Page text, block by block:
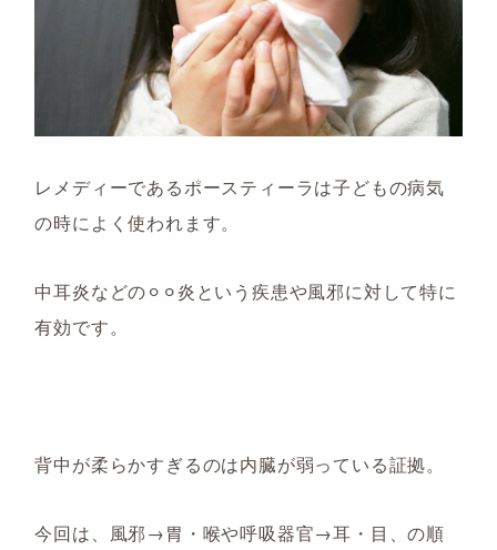
レメディーであるポースティーラは子どもの病気
の時によく使われます。
中耳炎などの⚪︎⚪︎炎という疾患や風邪に対して特に
有効です。
背中が柔らかすぎるのは内臓が弱っている証拠。
今回は、風邪→胃・喉や呼吸器官→耳・目、の順